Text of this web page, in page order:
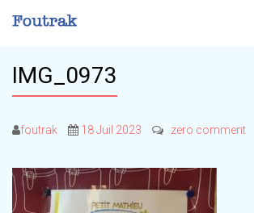
IMG_0973
foutrak 18 Juil 2023 zero comment